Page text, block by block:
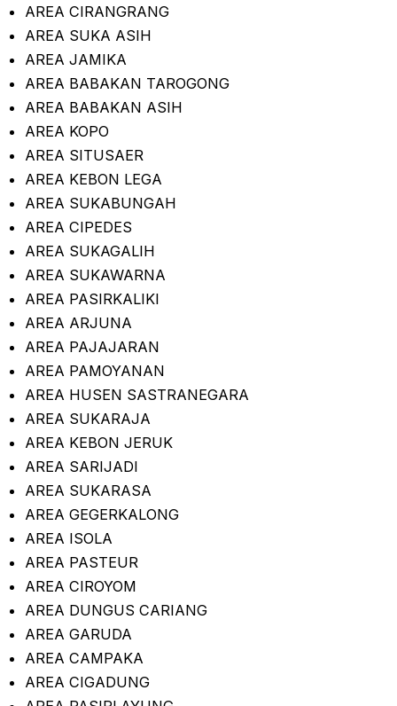
AREA CIRANGRANG
AREA SUKA ASIH
AREA JAMIKA
AREA BABAKAN TAROGONG
AREA BABAKAN ASIH
AREA KOPO
AREA SITUSAER
AREA KEBON LEGA
AREA SUKABUNGAH
AREA CIPEDES
AREA SUKAGALIH
AREA SUKAWARNA
AREA PASIRKALIKI
AREA ARJUNA
AREA PAJAJARAN
AREA PAMOYANAN
AREA HUSEN SASTRANEGARA
AREA SUKARAJA
AREA KEBON JERUK
AREA SARIJADI
AREA SUKARASA
AREA GEGERKALONG
AREA ISOLA
AREA PASTEUR
AREA CIROYOM
AREA DUNGUS CARIANG
AREA GARUDA
AREA CAMPAKA
AREA CIGADUNG